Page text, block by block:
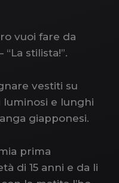
vuoi fare da
stilista!”.
vestiti su
luminosi e lunghi
giapponesi.
prima
di 15 anni e da li